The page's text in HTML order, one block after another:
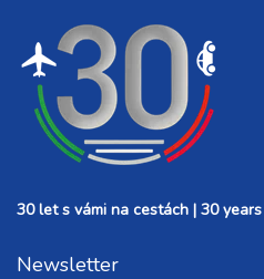
30 let s vámi na cestách | 30
Newsletter